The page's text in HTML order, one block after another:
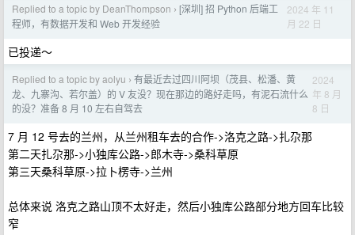
Replied to a topic by DeanThompson › [深圳] 招 Python 后端工
程师，有数据开发和 Web 开发经验
2024 年 11
月 22 日
已投递～
Replied to a topic by aolyu › 有最近去过四川阿坝（茂县、松潘、黄
龙、九寨沟、若尔盖）的 V 友没？现在那边的路好走吗，有泥石流什么
的没？准备 8 月 10 左右自驾去
2024
年 8 月
8 日
7 月 12 号去的兰州，从兰州租车去的合作->洛克之路->扎尕那
第二天扎尕那->小独库公路->郎木寺->桑科草原
第三天桑科草原->拉卜楞寺->兰州
总体来说 洛克之路山顶不太好走，然后小独库公路部分地方回车比较
窄